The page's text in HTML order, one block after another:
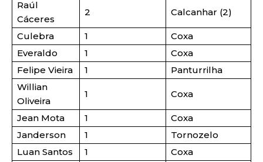
Raúl
Cáceres
2 Calcanhar (2)
Culebra 1
Coxa
Everaldo
1
Coxa
Felipe Vieira
1
Panturrilha
Willian
Oliveira
1 Coxa
Jean Mota 1
Coxa
Janderson
1
Tornozelo
Luan Santos
1
Coxa